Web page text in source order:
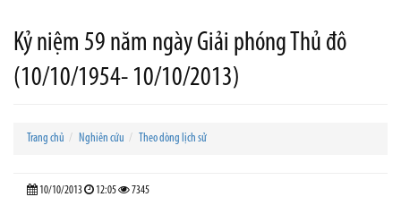
Kỷ niệm 59 năm ngày Giải phóng Thủ đô
(10/10/1954- 10/10/2013)
Trang chủ Nghiên cứu Theo dòng lịch sử
10/10/2013 12:05 7345